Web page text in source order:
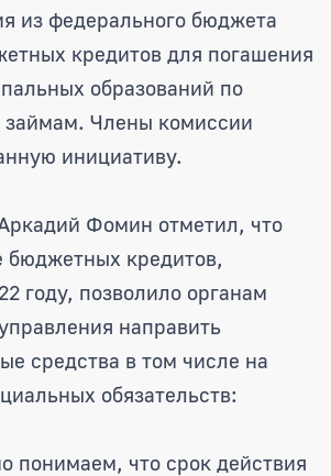
из федерального бюджета
кредитов для погашения
образований по
Члены комиссии
инициативу.
Фомин отметил, что
бюджетных кредитов,
году, позволило органам
направить
средства в том числе на
обязательств:
понимаем, что срок действия